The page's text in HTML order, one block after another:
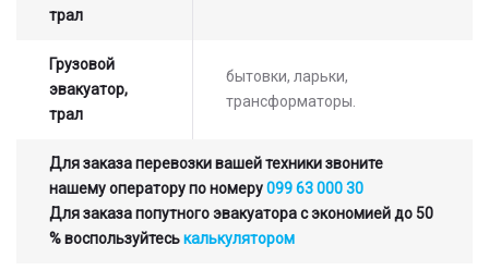
трал
Грузовой
эвакуатор,
трал
бытовки, ларьки,
трансформаторы.
Для заказа перевозки вашей техники звоните
нашему оператору по номеру099 63 000 30
Для заказа попутного эвакуатора с экономией до 50
% воспользуйтеськалькулятором